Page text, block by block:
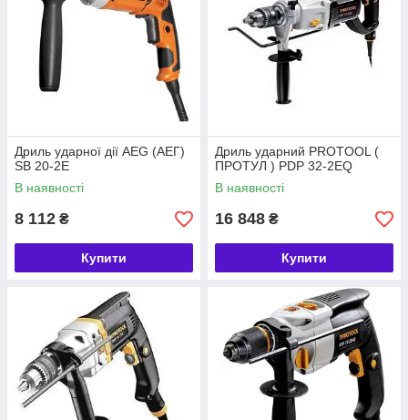
Дриль ударної дії AEG (АЕГ)
SB 20-2E
В наявності
8 112 ₴
Купити
Дриль ударний PROTOOL (
ПРОТУЛ ) PDP 32-2EQ
В наявності
16 848 ₴
Купити